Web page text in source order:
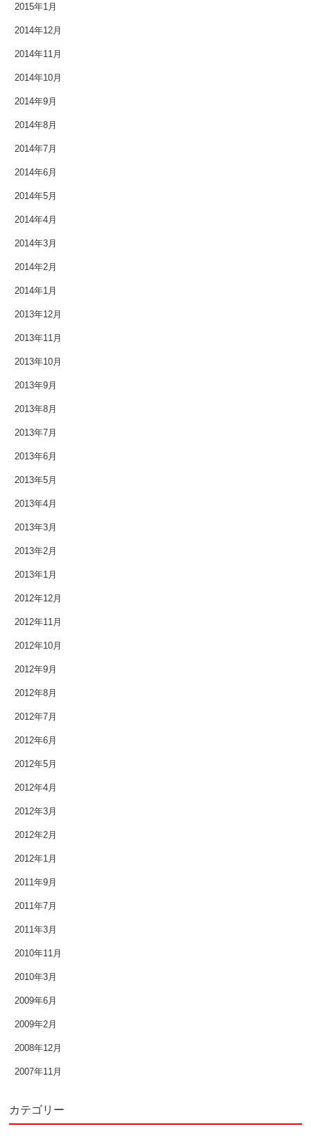
2015年1月
2014年12月
2014年11月
2014年10月
2014年9月
2014年8月
2014年7月
2014年6月
2014年5月
2014年4月
2014年3月
2014年2月
2014年1月
2013年12月
2013年11月
2013年10月
2013年9月
2013年8月
2013年7月
2013年6月
2013年5月
2013年4月
2013年3月
2013年2月
2013年1月
2012年12月
2012年11月
2012年10月
2012年9月
2012年8月
2012年7月
2012年6月
2012年5月
2012年4月
2012年3月
2012年2月
2012年1月
2011年9月
2011年7月
2011年3月
2010年11月
2010年3月
2009年6月
2009年2月
2008年12月
2007年11月
カテゴリー